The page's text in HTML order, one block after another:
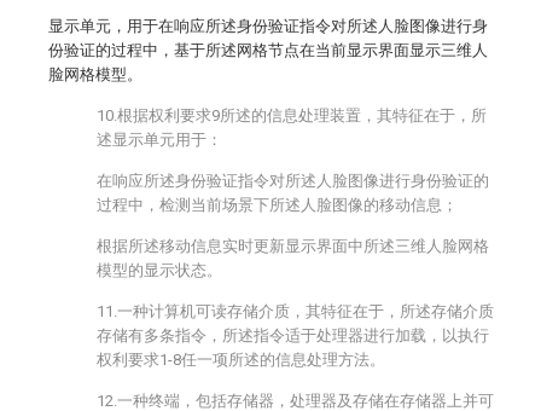
显示单元，用于在响应所述身份验证指令对所述人脸图像进行身
份验证的过程中，基于所述网格节点在当前显示界面显示三维人
脸网格模型。
10.根据权利要求9所述的信息处理装置，其特征在于，所
述显示单元用于：
在响应所述身份验证指令对所述人脸图像进行身份验证的
过程中，检测当前场景下所述人脸图像的移动信息；
根据所述移动信息实时更新显示界面中所述三维人脸网格
模型的显示状态。
11.一种计算机可读存储介质，其特征在于，所述存储介质
存储有多条指令，所述指令适于处理器进行加载，以执行
权利要求1-8任一项所述的信息处理方法。
12.一种终端，包括存储器，处理器及存储在存储器上并可